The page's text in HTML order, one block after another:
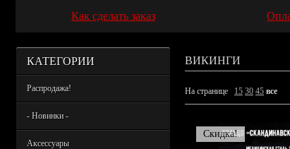
Как сделать заказ
КАТЕГОРИИ
Распродажа!
- Новинки -
Аксессуары
ВИКИНГИ
На странице 15 30 45 все
Скидка!